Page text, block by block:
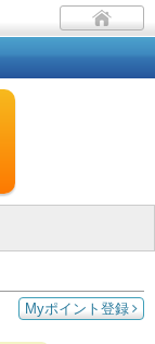
Myポイント登録